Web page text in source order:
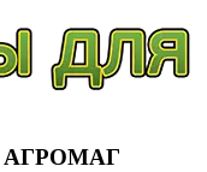
АГРОМАГ